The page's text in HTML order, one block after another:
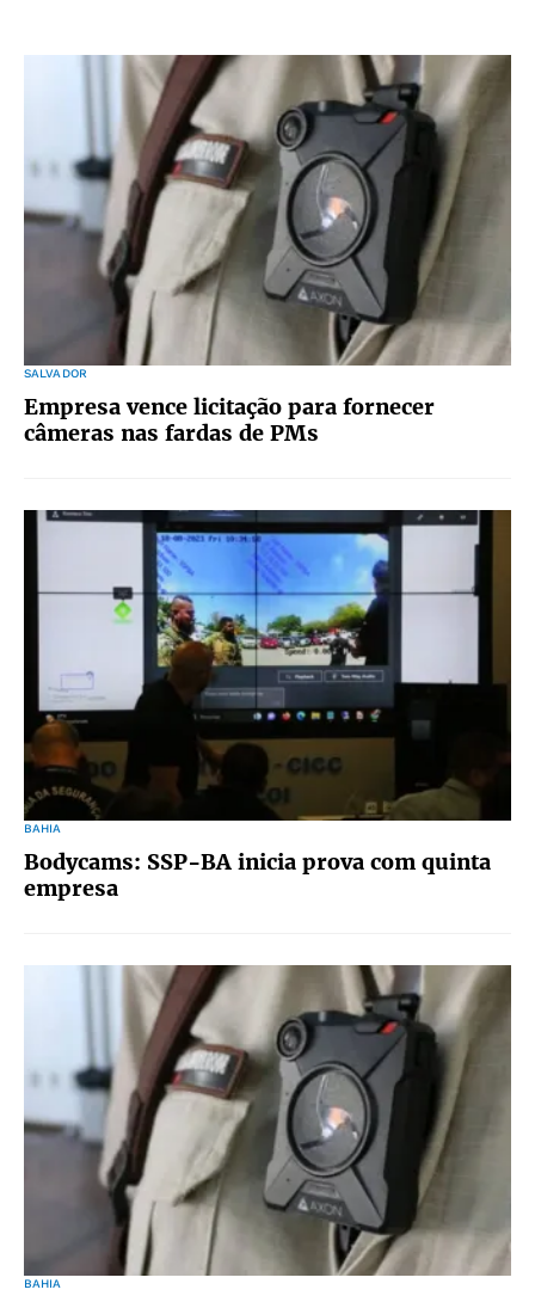
SALVADOR
Empresa vence licitação para fornecer
câmeras nas fardas de PMs
BAHIA
Bodycams: SSP-BA inicia prova com quinta
empresa
BAHIA